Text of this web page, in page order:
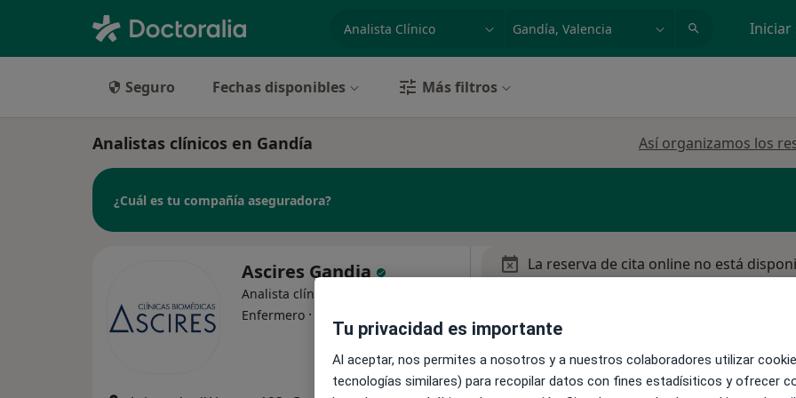
especialidad, enfermedad o nombre
p. ej. Madrid Iniciar
Seguro Fechas disponibles Más filtros
Analistas clínicos en Gandía Así organizamos los
¿Cuál es tu compañía aseguradora?
Ascires Gandia
Analista clínico, Cardiólogo,
Enfermero ·
La reserva de cita online no está
Tu privacidad es importante
Al aceptar, nos permites a nosotros y a nuestros colaboradores utilizar
tecnologías similares) para recopilar datos con fines estadísiticos y ofrecer